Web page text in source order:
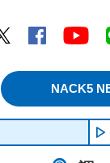
Twitter
Facebook
NACK5